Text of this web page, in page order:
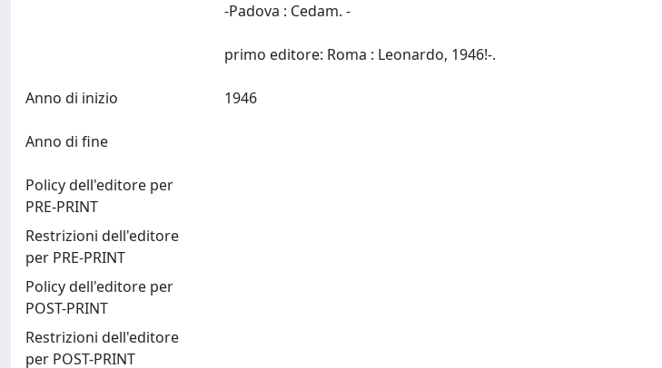
-Padova : Cedam. -
Anno di inizio
Anno di fine
Policy dell'editore per
PRE-PRINT
Restrizioni dell'editore
per PRE-PRINT
Policy dell'editore per
POST-PRINT
Restrizioni dell'editore
per POST-PRINT